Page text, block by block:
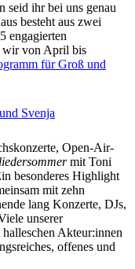
seid ihr bei uns genau
besteht aus zwei
engagierten
wir von April bis
für Groß und
Open-Air-
mit Toni
besonderes Highlight
mit zehn
lang Konzerte, DJs,
unserer
Akteur:innen
offenes und